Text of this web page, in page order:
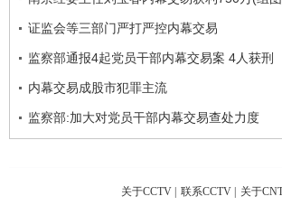
证监会等三部门严打严控内幕交易
监察部通报4起党员干部内幕交易案 4人获刑
内幕交易成股市犯罪主流
监察部:加大对党员干部内幕交易查处力度
关于CCTV | 联系CCTV | 关于